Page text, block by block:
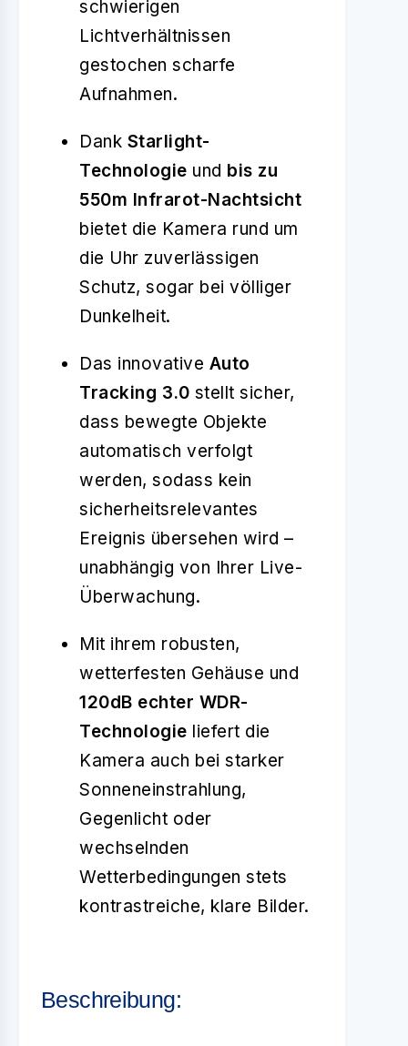
schwierigen
Lichtverhältnissen
gestochen scharfe
Aufnahmen.
Dank Starlight-
Technologie und bis zu
550m Infrarot-Nachtsicht
bietet die Kamera rund um
die Uhr zuverlässigen
Schutz, sogar bei völliger
Dunkelheit.
Das innovative Auto
Tracking 3.0 stellt sicher,
dass bewegte Objekte
automatisch verfolgt
werden, sodass kein
sicherheitsrelevantes
Ereignis übersehen wird –
unabhängig von Ihrer Live-
Überwachung.
Mit ihrem robusten,
wetterfesten Gehäuse und
120dB echter WDR-
Technologie liefert die
Kamera auch bei starker
Sonneneinstrahlung,
Gegenlicht oder
wechselnden
Wetterbedingungen stets
kontrastreiche, klare Bilder.
Beschreibung: